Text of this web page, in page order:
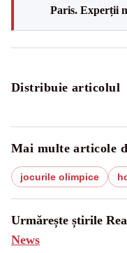
Paris. Experții
Distribuie articolul
Mai multe articole
jocurile olimpice
Urmărește știrile
News